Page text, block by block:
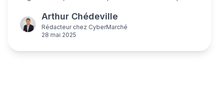
localement. Comprendre pourquoi et comment s'y
préparer.
Arthur Chédeville
Rédacteurchez CyberMarché
28 mai 2025